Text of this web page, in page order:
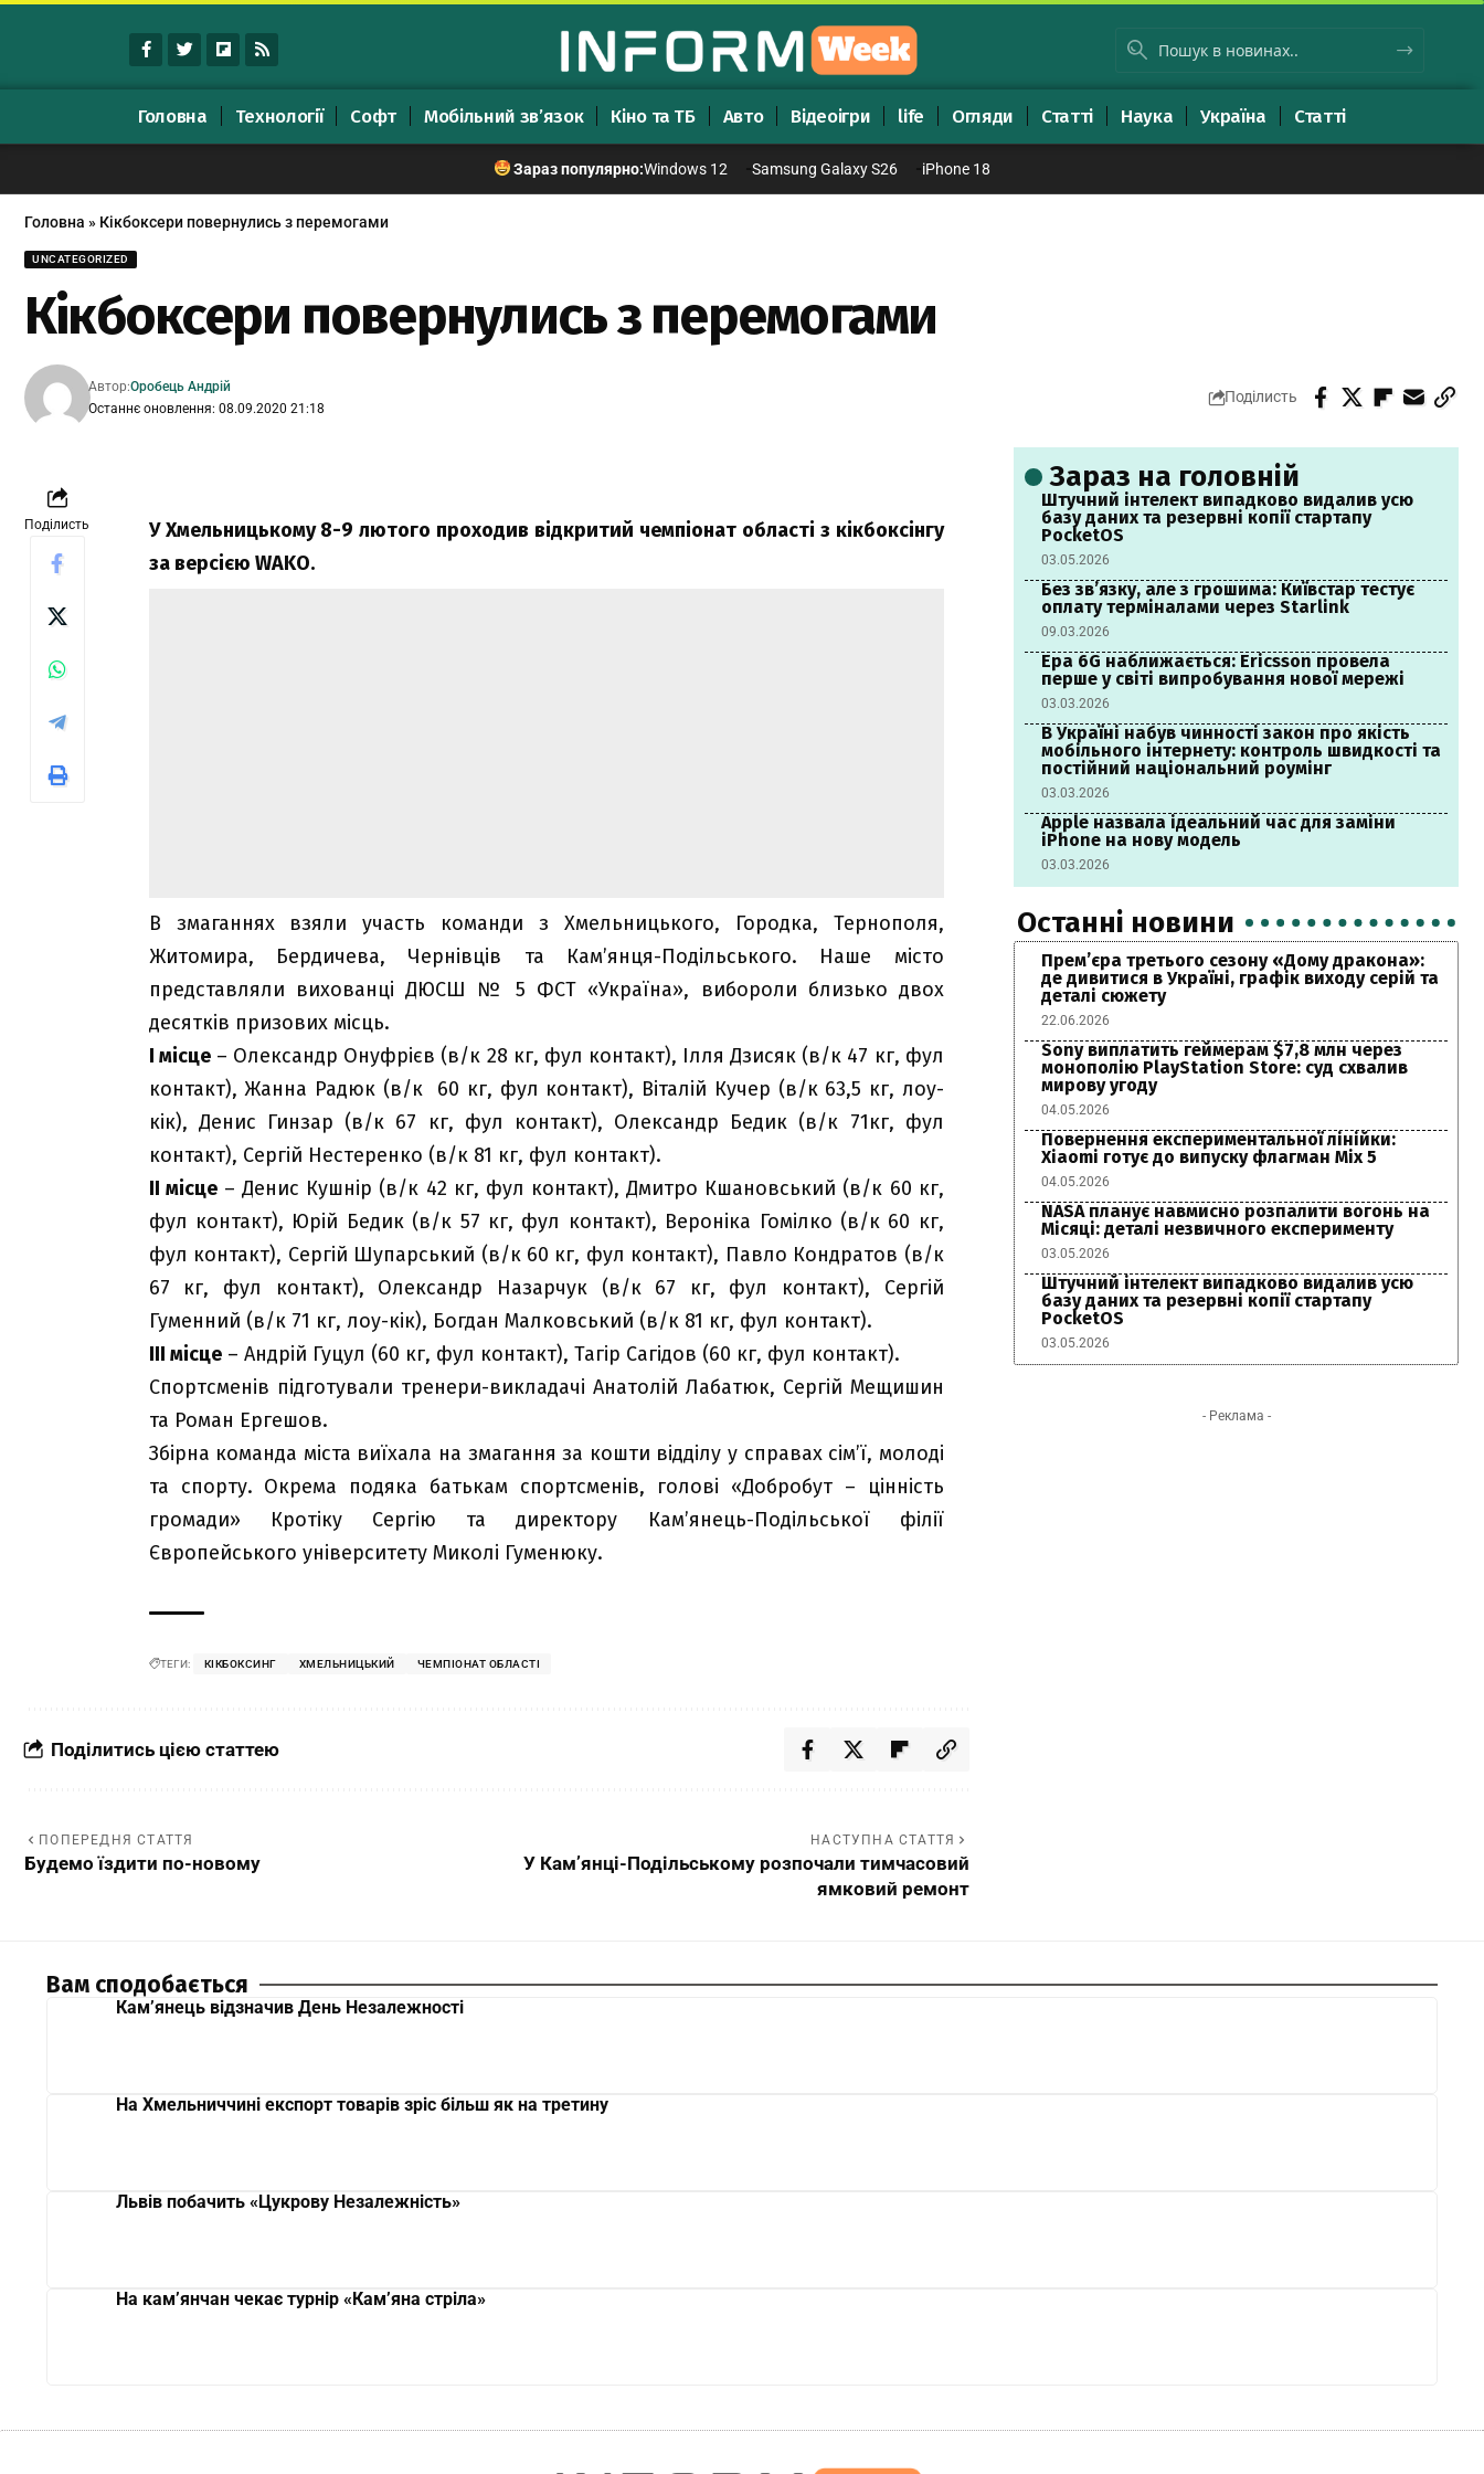
Головна Технології Софт Мобільний зв’язок Кіно та ТБ Авто Відеоігри life Огляди Статті Наука Україна Статті
Зараз популярно:Windows 12 Samsung Galaxy S26 iPhone 18
Головна » Кікбоксери повернулись з перемогами
UNCATEGORIZED
Кікбоксери повернулись з перемогами
Останнє оновлення: 08.09.2020 21:18
Автор:Оробець Андрій
Поділисть
Поділисть
У Хмельницькому 8-9 лютого проходив відкритий чемпіонат області з кікбоксінгу
за версією WAKO.
В змаганнях взяли участь команди з Хмельницького, Городка, Тернополя,
Житомира, Бердичева, Чернівців та Кам’янця-Подільського. Наше місто
представляли вихованці ДЮСШ № 5 ФСТ «Україна», вибороли близько двох
десятків призових місць.
І місце– Олександр Онуфрієв (в/к 28 кг, фул контакт), Ілля Дзисяк (в/к 47 кг, фул
контакт), Жанна Радюк (в/к 60 кг, фул контакт), Віталій Кучер (в/к 63,5 кг, лоу-
кік), Денис Гинзар (в/к 67 кг, фул контакт), Олександр Бедик (в/к 71кг, фул
контакт), Сергій Нестеренко (в/к 81 кг, фул контакт).
ІІ місце– Денис Кушнір (в/к 42 кг, фул контакт), Дмитро Кшановський (в/к 60 кг,
фул контакт), Юрій Бедик (в/к 57 кг, фул контакт), Вероніка Гомілко (в/к 60 кг,
фул контакт), Сергій Шупарський (в/к 60 кг, фул контакт), Павло Кондратов (в/к
67 кг, фул контакт), Олександр Назарчук (в/к 67 кг, фул контакт), Сергій
Гуменний (в/к 71 кг, лоу-кік), Богдан Малковський (в/к 81 кг, фул контакт).
ІІІ місце– Андрій Гуцул (60 кг, фул контакт), Тагір Сагідов (60 кг, фул контакт).
Спортсменів підготували тренери-викладачі Анатолій Лабатюк, Сергій Мещишин
та Роман Ергешов.
Збірна команда міста виїхала на змагання за кошти відділу у справах сім’ї, молоді
та спорту. Окрема подяка батькам спортсменів, голові «Добробут – цінність
громади» Кротіку Сергію та директору Кам’янець-Подільської філії
Європейського університету Миколі Гуменюку.
ТЕГИ: КІКБОКСИНГ ХМЕЛЬНИЦЬКИЙ ЧЕМПІОНАТ ОБЛАСТІ
Поділитись цією статтею
ПОПЕРЕДНЯ СТАТТЯ
Будемо їздити по-новому
НАСТУПНА СТАТТЯ
У Кам’янці-Подільському розпочали тимчасовий
ямковий ремонт
Зараз на головній
Штучний інтелект випадково видалив усю
базу даних та резервні копії стартапу
PocketOS
03.05.2026
Без зв’язку, але з грошима: Київстар тестує
оплату терміналами через Starlink
09.03.2026
Ера 6G наближається: Ericsson провела
перше у світі випробування нової мережі
03.03.2026
В Україні набув чинності закон про якість
мобільного інтернету: контроль швидкості та
постійний національний роумінг
03.03.2026
Apple назвала ідеальний час для заміни
iPhone на нову модель
03.03.2026
Останні новини
Прем’єра третього сезону «Дому дракона»:
де дивитися в Україні, графік виходу серій та
деталі сюжету
22.06.2026
Sony виплатить геймерам $7,8 млн через
монополію PlayStation Store: суд схвалив
мирову угоду
04.05.2026
Повернення експериментальної лінійки:
Xiaomi готує до випуску флагман Mix 5
04.05.2026
NASA планує навмисно розпалити вогонь на
Місяці: деталі незвичного експерименту
03.05.2026
Штучний інтелект випадково видалив усю
базу даних та резервні копії стартапу
PocketOS
03.05.2026
- Реклама -
Вам сподобається
Кам’янець відзначив День Незалежності
На Хмельниччині експорт товарів зріс більш як на третину
Львів побачить «Цукрову Незалежність»
На кам’янчан чекає турнір «Кам’яна стріла»